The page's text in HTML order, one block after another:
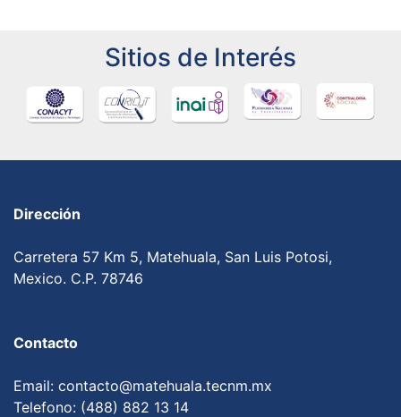
Sitios de Interés
Dirección
Carretera 57 Km 5, Matehuala, San Luis Potosi,
Mexico. C.P. 78746
Contacto
Email: contacto@matehuala.tecnm.mx
Telefono: (488) 882 13 14